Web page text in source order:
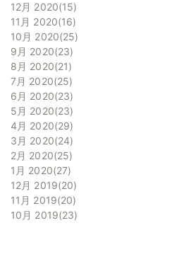
12月 2020 15
11月 2020 16
10月 2020 25
9月 2020 23
8月 2020 21
7月 2020 25
6月 2020 23
5月 2020 23
4月 2020 29
3月 2020 24
2月 2020 25
1月 2020 27
12月 2019 20
11月 2019 20
10月 2019 23